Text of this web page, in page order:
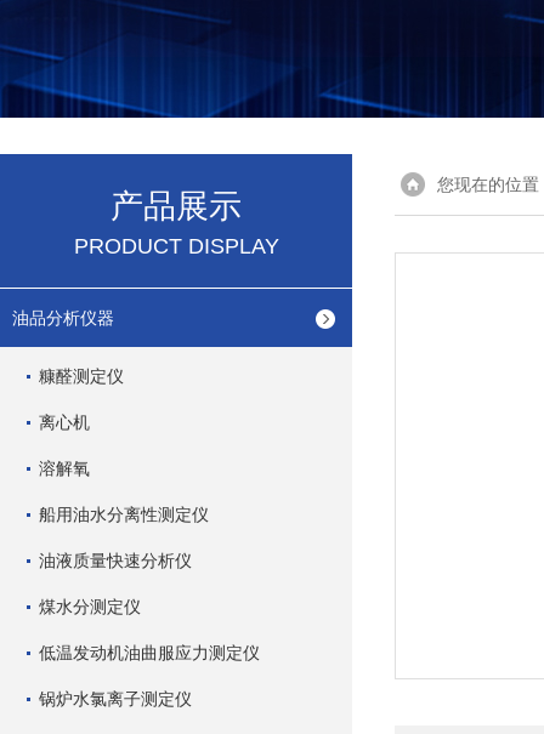
产品展示
PRODUCT DISPLAY
油品分析仪器
糠醛测定仪
离心机
溶解氧
船用油水分离性测定仪
油液质量快速分析仪
煤水分测定仪
低温发动机油曲服应力测定仪
锅炉水氯离子测定仪
您现在的位置